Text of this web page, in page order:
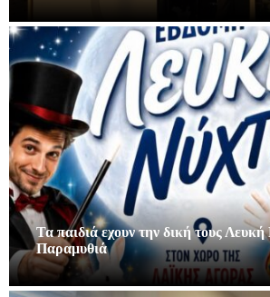
Τα παιδιά εχουν την δική τους
Παραμυθιά